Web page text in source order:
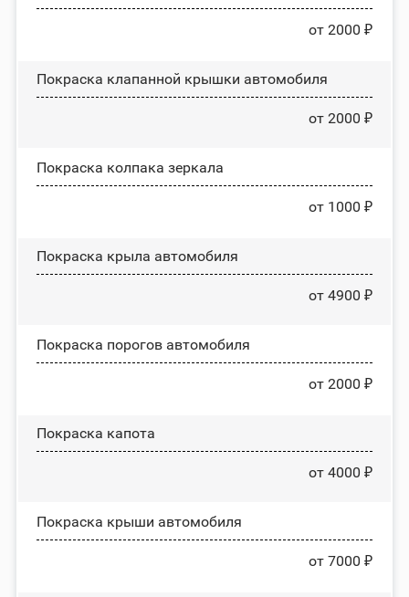
от 2000 ₽
Покраска клапанной крышки автомобиля
от 2000 ₽
Покраска колпака зеркала
от 1000 ₽
Покраска крыла автомобиля
от 4900 ₽
Покраска порогов автомобиля
от 2000 ₽
Покраска капота
от 4000 ₽
Покраска крыши автомобиля
от 7000 ₽